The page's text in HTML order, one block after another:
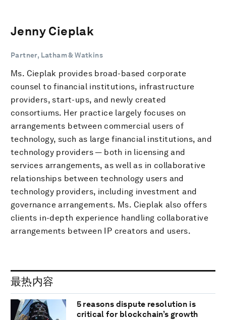
Jenny Cieplak
Partner, Latham & Watkins
Ms. Cieplak provides broad-based corporate
counsel to financial institutions, infrastructure
providers, start-ups, and newly created
consortiums. Her practice largely focuses on
arrangements between commercial users of
technology, such as large financial institutions, and
technology providers — both in licensing and
services arrangements, as well as in collaborative
relationships between technology users and
technology providers, including investment and
governance arrangements. Ms. Cieplak also offers
clients in-depth experience handling collaborative
arrangements between IP creators and users.
最热内容
5 reasons dispute resolution is
critical for blockchain’s growth